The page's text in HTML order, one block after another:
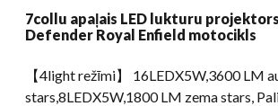
7collu apaļais LED lukturu
Defender Royal Enfield motocikls
【4light režīmi】 16LEDX5W,3600 LM
stars,8LEDX5W,1800 LM zema stars,